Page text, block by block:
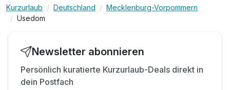
Für 4 Tage
inkl. Saunabenutzung
inkl. Basis-WLAN (kein Streaming)
inkl. Parkplatz und Endreinigung
Kurzurlaub Deutschland
Mecklenburg-Vorpommern
Usedom
Newsletter abonnieren
Persönlich kuratierte Kurzurlaub-Deals direkt in
dein Postfach